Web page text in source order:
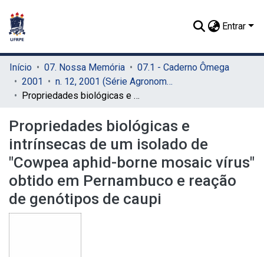
Entrar
Início 07. Nossa Memória
07.1 - Caderno Ômega
2001
n. 12, 2001 (Série Agronomia)
Propriedades biológicas e intrínsecas de um isolado de "Cowpea aphid-borne mosaic vírus" obtido em Pernambuco e reação de genótipos de caupi
Propriedades biológicas e
intrínsecas de um isolado de
"Cowpea aphid-borne mosaic vírus"
obtido em Pernambuco e reação
de genótipos de caupi